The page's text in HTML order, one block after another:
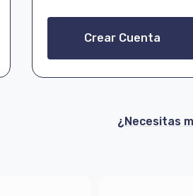
Crear Cuenta
¿Necesitas